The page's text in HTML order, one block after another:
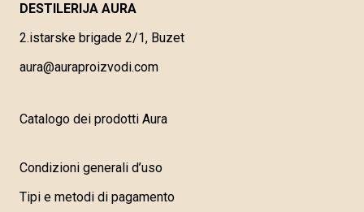
DESTILERIJA AURA
2.istarske brigade 2/1, Buzet
aura@auraproizvodi.com
Catalogo dei prodotti Aura
Condizioni generali d’uso
Tipi e metodi di pagamento